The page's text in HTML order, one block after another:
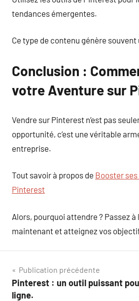
tendances émergentes.
Ce type de contenu génère
Conclusion :
votre Aventure sur
Vendre sur Pinterest n’est pas
opportunité, c’est une véritable
entreprise.
Tout savoir à propos de Booster
Pinterest
Alors, pourquoi attendre ? Passez à
maintenant et atteignez vos
Navigation
de
Publication précédente
Pinterest : un outil puissant
ligne.